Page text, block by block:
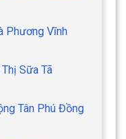
Phương Vĩnh
Sữa Tã
Tân Phú Đồng